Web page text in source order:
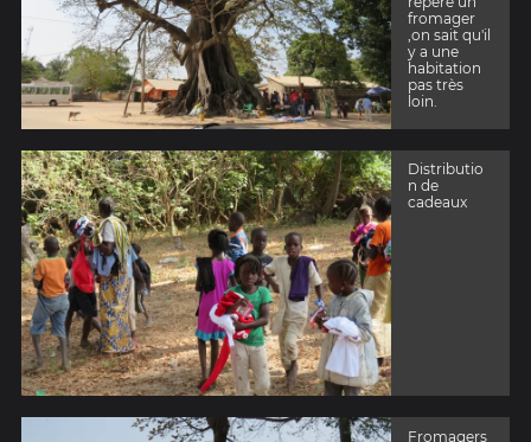
fromager
,on sait qu'il
y a une
habitation
pas très
loin.
Distributio
n de
cadeaux
Fromagers